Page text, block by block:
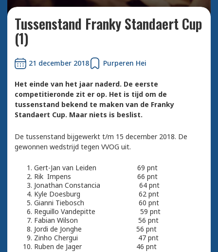
Tussenstand Franky Standaert Cup
(1)
21 december 2018 Purperen Hei
Het einde van het jaar naderd. De eerste
competitieronde zit er op. Het is tijd om de
tussenstand bekend te maken van de Franky
Standaert Cup. Maar niets is beslist.
De tussenstand bijgewerkt t/m 15 december 2018. De
gewonnen wedstrijd tegen VVOG uit.
Gert-Jan van Leiden 69 pnt
Rik Impens 66 pnt
Jonathan Constancia 64 pnt
Kyle Doesburg 62 pnt
Gianni Tiebosch 60 pnt
Reguillo Vandepitte 59 pnt
Fabian Wilson 56 pnt
Jordi de Jonghe 56 pnt
Zinho Chergui 47 pnt
Ruben de Jager 46 pnt